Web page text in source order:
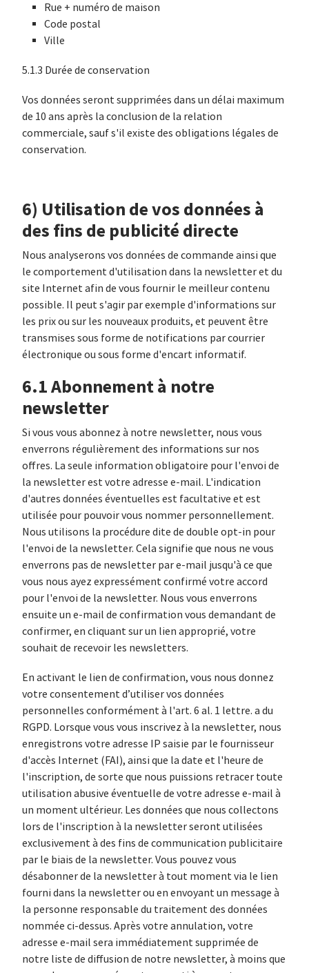
Rue + numéro de maison
Code postal
Ville
5.1.3 Durée de conservation
Vos données seront supprimées dans un délai maximum
de 10 ans après la conclusion de la relation
commerciale, sauf s'il existe des obligations légales de
conservation.
6) Utilisation de vos données à
des fins de publicité directe
Nous analyserons vos données de commande ainsi que
le comportement d'utilisation dans la newsletter et du
site Internet afin de vous fournir le meilleur contenu
possible. Il peut s'agir par exemple d'informations sur
les prix ou sur les nouveaux produits, et peuvent être
transmises sous forme de notifications par courrier
électronique ou sous forme d'encart informatif.
6.1 Abonnement à notre
newsletter
Si vous vous abonnez à notre newsletter, nous vous
enverrons régulièrement des informations sur nos
offres. La seule information obligatoire pour l'envoi de
la newsletter est votre adresse e-mail. L'indication
d'autres données éventuelles est facultative et est
utilisée pour pouvoir vous nommer personnellement.
Nous utilisons la procédure dite de double opt-in pour
l'envoi de la newsletter. Cela signifie que nous ne vous
enverrons pas de newsletter par e-mail jusqu'à ce que
vous nous ayez expressément confirmé votre accord
pour l'envoi de la newsletter. Nous vous enverrons
ensuite un e-mail de confirmation vous demandant de
confirmer, en cliquant sur un lien approprié, votre
souhait de recevoir les newsletters.
En activant le lien de confirmation, vous nous donnez
votre consentement d’utiliser vos données
personnelles conformément à l'art. 6 al. 1 lettre. a du
RGPD. Lorsque vous vous inscrivez à la newsletter, nous
enregistrons votre adresse IP saisie par le fournisseur
d'accès Internet (FAI), ainsi que la date et l'heure de
l'inscription, de sorte que nous puissions retracer toute
utilisation abusive éventuelle de votre adresse e-mail à
un moment ultérieur. Les données que nous collectons
lors de l'inscription à la newsletter seront utilisées
exclusivement à des fins de communication publicitaire
par le biais de la newsletter. Vous pouvez vous
désabonner de la newsletter à tout moment via le lien
fourni dans la newsletter ou en envoyant un message à
la personne responsable du traitement des données
nommée ci-dessus. Après votre annulation, votre
adresse e-mail sera immédiatement supprimée de
notre liste de diffusion de notre newsletter, à moins que